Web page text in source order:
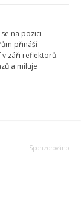
na pozici
přináší
záři reflektorů.
a miluje